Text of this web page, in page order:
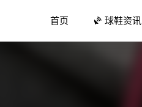
首页 球鞋资讯